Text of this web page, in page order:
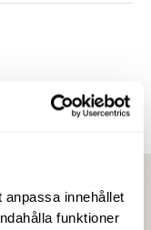
anpassa innehållet
funktioner